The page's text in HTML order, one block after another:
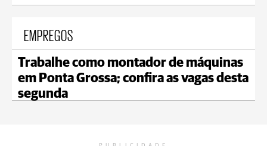
EMPREGOS
Trabalhe como montador de máquinas
em Ponta Grossa; confira as vagas desta
segunda